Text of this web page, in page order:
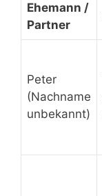
Ehemann /
Partner
Peter
(Nachname
unbekannt)